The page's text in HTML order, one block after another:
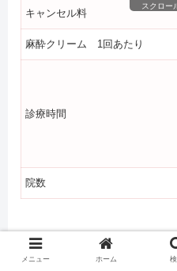
キャンセル料
麻酔クリーム 1回あたり
診療時間
院数
スクロー
リゼのキャンペーン
メニュー ホーム